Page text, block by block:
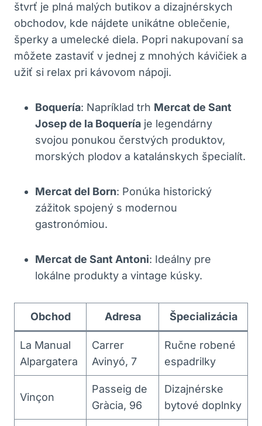
štvrť je plná malých butikov a dizajnérskych
obchodov, kde nájdete unikátne oblečenie,
šperky a umelecké diela. Popri nakupovaní sa
môžete zastaviť v jednej z mnohých kávičiek a
užiť si relax pri kávovom nápoji.
Boquería: Napríklad trh Mercat de Sant
Josep de la Boquería je legendárny
svojou ponukou čerstvých produktov,
morských plodov a katalánskych špecialít.
Mercat del Born: Ponúka historický
zážitok spojený s modernou
gastronómiou.
Mercat de Sant Antoni: Ideálny pre
lokálne produkty a vintage kúsky.
Obchod Adresa Špecializácia
La Manual
Alpargatera
Carrer
Avinyó, 7
Ručne robené
espadrilky
Vinçon
Passeig de
Gràcia, 96
Dizajnérske
bytové doplnky